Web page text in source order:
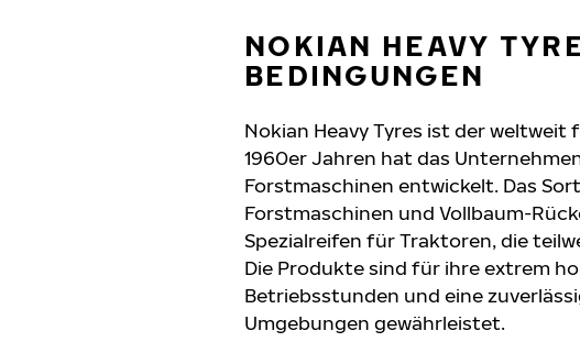
NOKIAN HEAVY
BEDINGUNGEN
Nokian Heavy Tyres ist der
1960er Jahren hat das
Forstmaschinen entwickelt. Das
Forstmaschinen und Vollbaum-
Spezialreifen für Traktoren, die
Die Produkte sind für ihre extrem
Betriebsstunden und eine
Umgebungen gewährleistet.